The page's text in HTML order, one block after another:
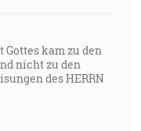
Gottes kam zu den
nicht zu den
des HERRN